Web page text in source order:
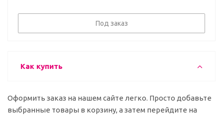
Под заказ
Как купить
Оформить заказ на нашем сайте легко. Просто добавьте
выбранные товары в корзину, а затем перейдите на